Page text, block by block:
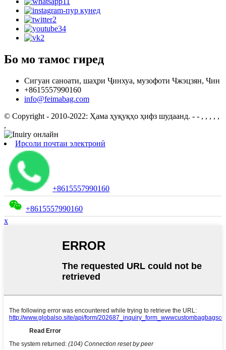
Бо мо тамос гиред
Сигуан саноати, шаҳри Ҷинхуа, музофоти Чжэцзян, Чин
+8615557990160
info@feimabag.com
© Copyright - 2010-2022: Ҳама ҳуқуқҳо ҳифз шудаанд. - - , , , , ,
,
Ирсоли почтаи электронӣ
+8615557990160
+8615557990160
x